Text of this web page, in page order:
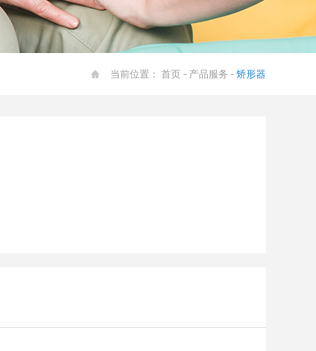
当前位置： 首页 - 产品服务 -矫形器